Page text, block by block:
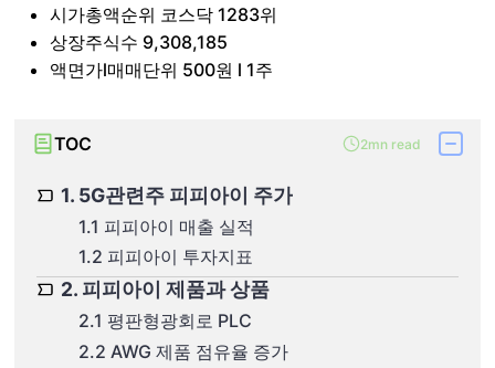
시가총액순위 코스닥 1283위
상장주식수 9,308,185
액면가l매매단위 500원 l 1주
TOC 2mn read
1. 5G관련주 피피아이 주가
1.1 피피아이 매출 실적
1.2 피피아이 투자지표
2. 피피아이 제품과 상품
2.1 평판형광회로 PLC
2.2 AWG 제품 점유율 증가